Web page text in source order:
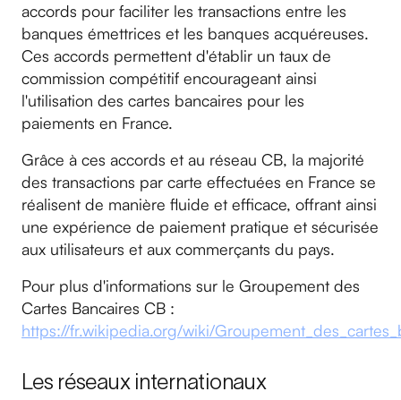
accords pour faciliter les transactions entre les
banques émettrices et les banques acquéreuses.
Ces accords permettent d'établir un taux de
commission compétitif encourageant ainsi
l'utilisation des cartes bancaires pour les
paiements en France.
Grâce à ces accords et au réseau CB, la majorité
des transactions par carte effectuées en France se
réalisent de manière fluide et efficace, offrant ainsi
une expérience de paiement pratique et sécurisée
aux utilisateurs et aux commerçants du pays.
Pour plus d'informations sur le Groupement des
Cartes Bancaires CB :
https://fr.wikipedia.org/wiki/
Les réseaux internationaux